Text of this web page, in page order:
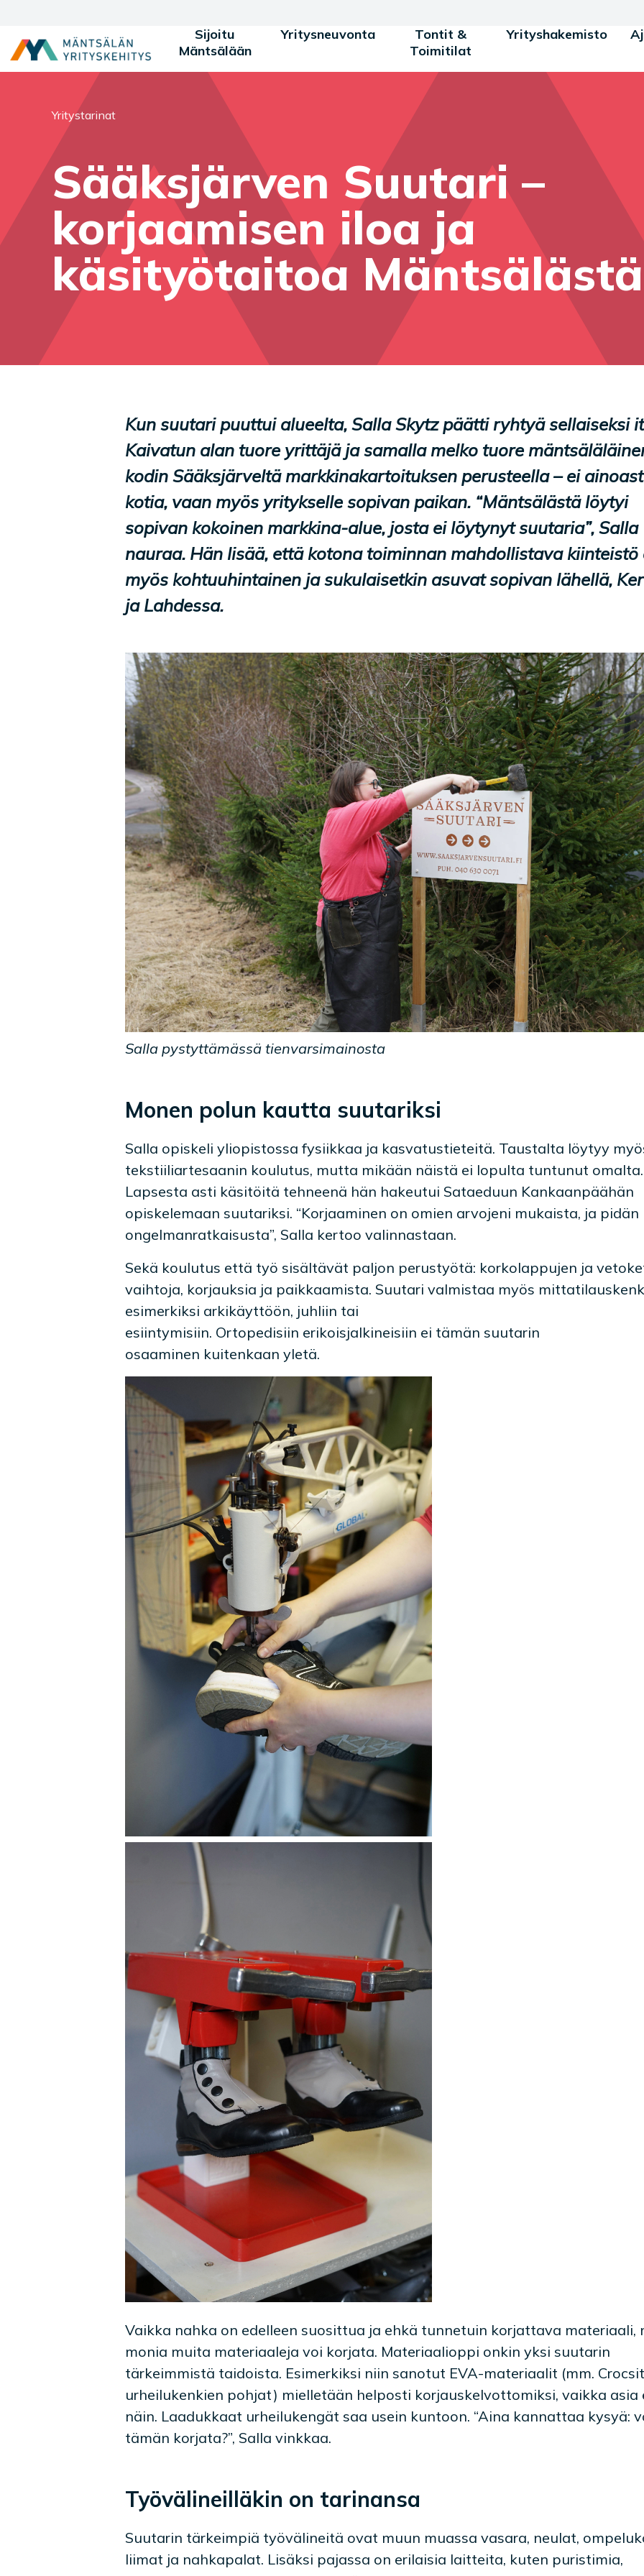
Sijoitu
Mäntsälään
Yritysneuvonta
Tontit &
Toimitilat
Yrityshakemisto
Olet tässä:
Yritystarinat
Sääksjärven Suutari –
korjaamisen iloa ja
käsityötaitoa Mäntsälästä
Kun suutari puuttui alueelta, Salla Skytz päätti ryhtyä sellaiseksi
Kaivatun alan tuore yrittäjä ja samalla melko tuore
kodin Sääksjärveltä markkinakartoituksen perusteella – ei
kotia, vaan myös yritykselle sopivan paikan. “Mäntsälästä löytyi
sopivan kokoinen markkina-alue, josta ei löytynyt suutaria”, Salla
nauraa. Hän lisää, että kotona toiminnan mahdollistava kiinteistö
myös kohtuuhintainen ja sukulaisetkin asuvat sopivan lähellä,
ja Lahdessa.
Salla pystyttämässä tienvarsimainosta
Monen polun kautta suutariksi
Salla opiskeli yliopistossa fysiikkaa ja kasvatustieteitä. Taustalta löytyy
tekstiiliartesaanin koulutus, mutta mikään näistä ei lopulta tuntunut omalta.
Lapsesta asti käsitöitä tehneenä hän hakeutui Sataeduun Kankaanpäähän
opiskelemaan suutariksi. “Korjaaminen on omien arvojeni mukaista, ja pidän
ongelmanratkaisusta”, Salla kertoo valinnastaan.
Sekä koulutus että työ sisältävät paljon perustyötä: korkolappujen ja
vaihtoja, korjauksia ja paikkaamista. Suutari valmistaa myös
esimerkiksi arkikäyttöön, juhliin tai
esiintymisiin. Ortopedisiin erikoisjalkineisiin ei tämän suutarin
osaaminen kuitenkaan yletä.
Vaikka nahka on edelleen suosittua ja ehkä tunnetuin korjattava materiaali,
monia muita materiaaleja voi korjata. Materiaalioppi onkin yksi suutarin
tärkeimmistä taidoista. Esimerkiksi niin sanotut EVA-materiaalit (mm.
urheilukenkien pohjat) mielletään helposti korjauskelvottomiksi, vaikka asia
näin. Laadukkaat urheilukengät saa usein kuntoon. “Aina kannattaa kysyä:
tämän korjata?”, Salla vinkkaa.
Työvälineilläkin on tarinansa
Suutarin tärkeimpiä työvälineitä ovat muun muassa vasara, neulat,
liimat ja nahkapalat. Lisäksi pajassa on erilaisia laitteita, kuten puristimia,